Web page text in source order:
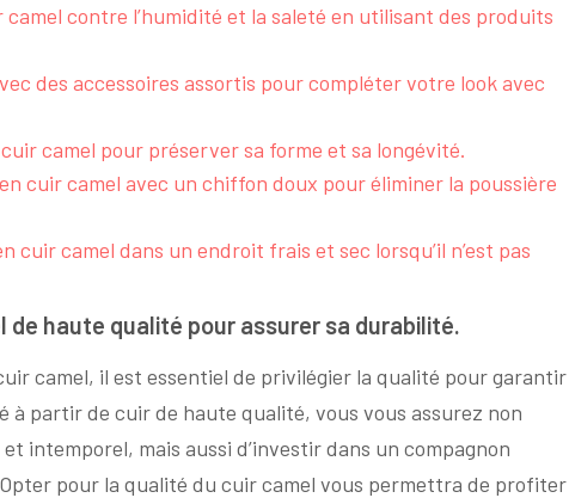
contre l’humidité et la saleté en utilisant des produits
des accessoires assortis pour compléter votre look avec
camel pour préserver sa forme et sa longévité.
cuir camel avec un chiffon doux pour éliminer la poussière
cuir camel dans un endroit frais et sec lorsqu’il n’est pas
de haute qualité pour assurer sa durabilité.
camel, il est essentiel de privilégier la qualité pour garantir
partir de cuir de haute qualité, vous vous assurez non
intemporel, mais aussi d’investir dans un compagnon
pour la qualité du cuir camel vous permettra de profiter